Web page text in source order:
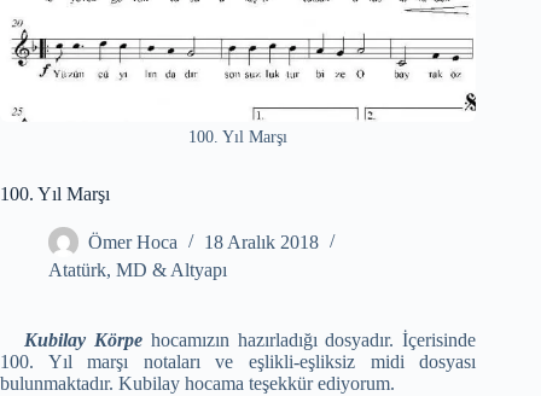
100. Yıl Marşı
100. Yıl Marşı
Ömer Hoca
18 Aralık 2018
Atatürk, MD & Altyapı
Kubilay Körpe hocamızın hazırladığı dosyadır. İçerisinde
100. Yıl marşı notaları ve eşlikli-eşliksiz midi dosyası
bulunmaktadır. Kubilay hocama teşekkür ediyorum.